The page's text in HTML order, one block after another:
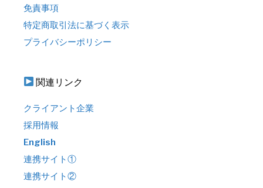
免責事項
特定商取引法に基づく表示
プライバシーポリシー
関連リンク
クライアント企業
採用情報
English
連携サイト①
連携サイト②